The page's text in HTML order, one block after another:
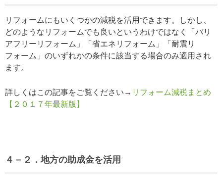
リフォームにもいくつかの減税を活用できます。しかし、
どのようなリフォームでも良いというわけではなく「バリ
アフリーリフォーム」「省エネリフォーム」「耐震リ
フォーム」のいずれかの条件に該当する場合のみ適用され
ます。
詳しくはこの記事をご覧ください→ リフォーム減税まとめ
【２０１７年最新版】
４－２．地方の助成金を活用